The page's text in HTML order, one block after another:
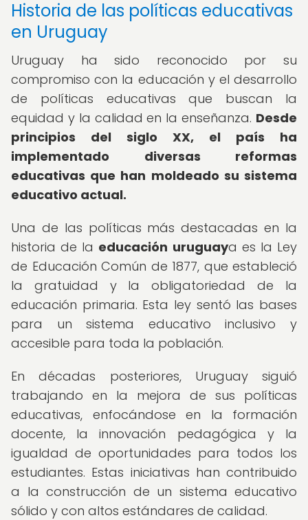
Historia de las políticas educativas
en Uruguay
Uruguay ha sido reconocido por su
compromiso con la educación y el desarrollo
de políticas educativas que buscan la
equidad y la calidad en la enseñanza. Desde
principios del siglo XX, el país ha
implementado diversas reformas
educativas que han moldeado su sistema
educativo actual.
Una de las políticas más destacadas en la
historia de la educación uruguaya es la Ley
de Educación Común de 1877, que estableció
la gratuidad y la obligatoriedad de la
educación primaria. Esta ley sentó las bases
para un sistema educativo inclusivo y
accesible para toda la población.
En décadas posteriores, Uruguay siguió
trabajando en la mejora de sus políticas
educativas, enfocándose en la formación
docente, la innovación pedagógica y la
igualdad de oportunidades para todos los
estudiantes. Estas iniciativas han contribuido
a la construcción de un sistema educativo
sólido y con altos estándares de calidad.